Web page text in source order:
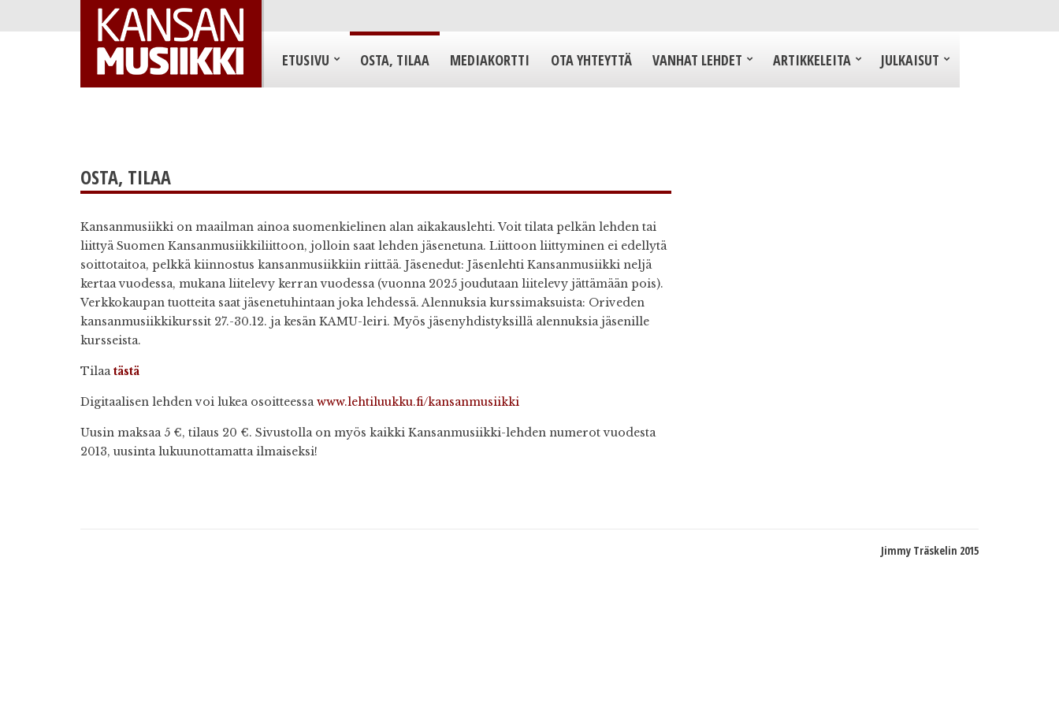
ETUSIVU OSTA, TILAA MEDIAKORTTI OTA YHTEYTTÄ VANHAT LEHDET ARTIKKELEITA JULKAISUT
OSTA, TILAA
Kansanmusiikki on maailman ainoa suomenkielinen alan aikakauslehti. Voit tilata pelkän lehden tai
liittyä Suomen Kansanmusiikkiliittoon, jolloin saat lehden jäsenetuna. Liittoon liittyminen ei edellytä
soittotaitoa, pelkkä kiinnostus kansanmusiikkiin riittää. Jäsenedut: Jäsenlehti Kansanmusiikki neljä
kertaa vuodessa, mukana liitelevy kerran vuodessa (vuonna 2025 joudutaan liitelevy jättämään pois).
Verkkokaupan tuotteita saat jäsenetuhintaan joka lehdessä. Alennuksia kurssimaksuista: Oriveden
kansanmusiikkikurssit 27.-30.12. ja kesän KAMU-leiri. Myös jäsenyhdistyksillä alennuksia jäsenille
kursseista.
Tilaatästä
Digitaalisen lehden voi lukea osoitteessawww.lehtiluukku.fi/kansanmusiikki
Uusin maksaa 5 €, tilaus 20 €. Sivustolla on myös kaikki Kansanmusiikki-lehden numerot vuodesta
2013, uusinta lukuunottamatta ilmaiseksi!
Jimmy Träskelin 2015